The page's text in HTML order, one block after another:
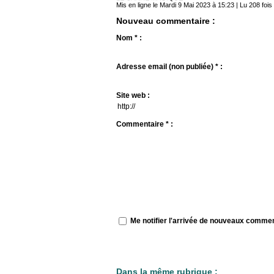
Mis en ligne le Mardi 9 Mai 2023 à 15:23 | Lu 208 fois
Nouveau commentaire :
Nom * :
Adresse email (non publiée) * :
Site web :
Commentaire * :
Me notifier l'arrivée de nouveaux
Dans la même rubrique :